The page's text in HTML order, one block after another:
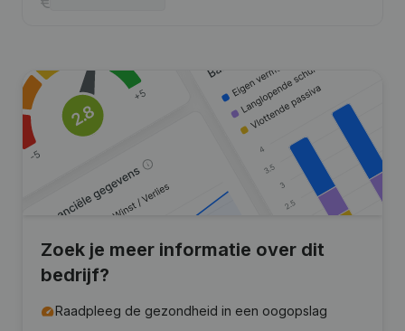
Zoek je meer informatie over dit
bedrijf?
Raadpleeg de gezondheid in een oogopslag